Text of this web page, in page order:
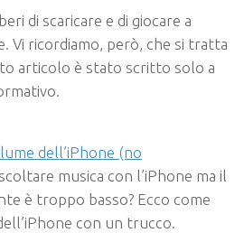
di scaricare e di giocare a
Vi ricordiamo, però, che si tratta
articolo è stato scritto solo a
dell’iPhone (no
musica con l’iPhone ma il
è troppo basso? Ecco come
con un trucco.